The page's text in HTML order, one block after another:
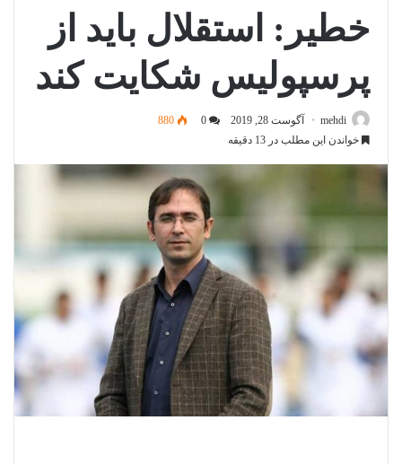
خطیر: استقلال باید از
پرسپولیس شکایت کند
mehdi آگوست 28, 2019
880
خواندن این مطلب در 13 دقیقه